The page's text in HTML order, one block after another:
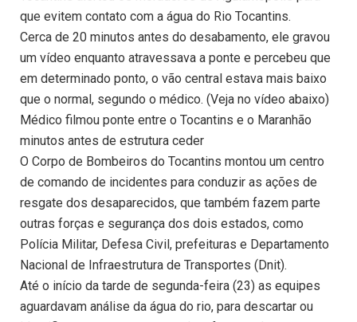
que evitem contato com a água do Rio Tocantins.
Cerca de 20 minutos antes do desabamento, ele gravou
um vídeo enquanto atravessava a ponte e percebeu que
em determinado ponto, o vão central estava mais baixo
que o normal, segundo o médico. (Veja no vídeo abaixo)
Médico filmou ponte entre o Tocantins e o Maranhão
minutos antes de estrutura ceder
O Corpo de Bombeiros do Tocantins montou um centro
de comando de incidentes para conduzir as ações de
resgate dos desaparecidos, que também fazem parte
outras forças e segurança dos dois estados, como
Polícia Militar, Defesa Civil, prefeituras e Departamento
Nacional de Infraestrutura de Transportes (Dnit).
Até o início da tarde de segunda-feira (23) as equipes
aguardavam análise da água do rio, para descartar ou